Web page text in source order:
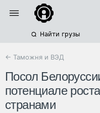
Найти грузы
← Таможня и ВЭД
Посол
потенциале
странами